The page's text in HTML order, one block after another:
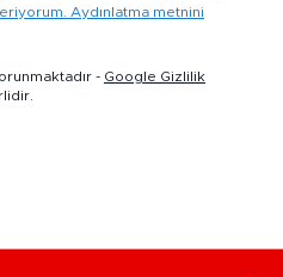
Aydınlatma metnini
- Google Gizlilik